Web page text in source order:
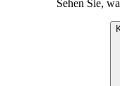
Sehen Sie,